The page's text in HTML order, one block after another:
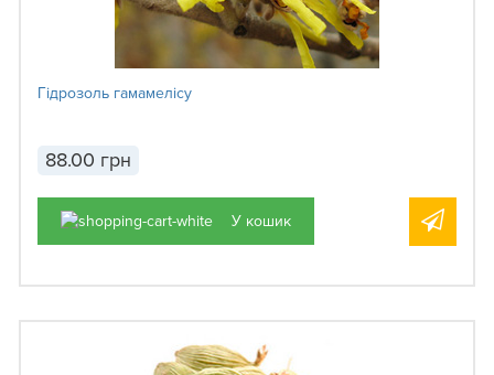
Гідрозоль гамамелісу
88.00 грн
У кошик